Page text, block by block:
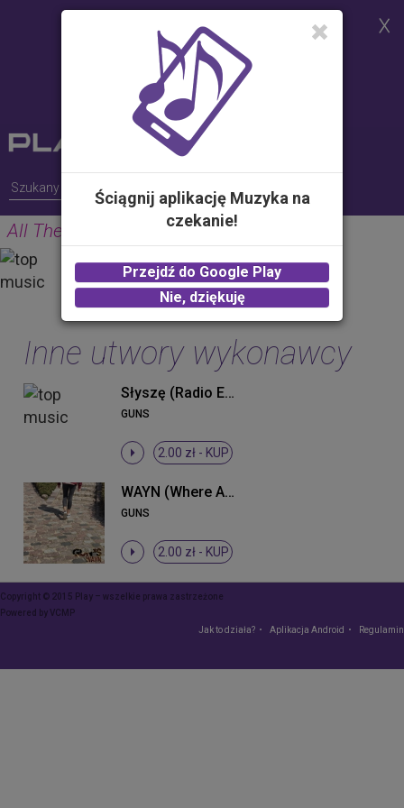
celu realizacji usług i zgodnie z
Polityką Plików Cookies.
Możesz określić warunki
przechowywania lub dostępu do
plików cookies w Twojej
przeglądarce
All The Time
GUNS
2.00 zł -KUP
Inne utwory wykonawcy
Słyszę (Radio Edit)
GUNS
2.00 zł - KUP
WAYN (Where Are You Now)
GUNS
2.00 zł - KUP
Copyright © 2015 Play – wszelkie prawa zastrzeżone
Powered byVCMP
Jak to działa?
Aplikacja Android Regulamin
Ściągnij aplikację Muzyka na
czekanie!
Przejdź do Google Play
Nie, dziękuję